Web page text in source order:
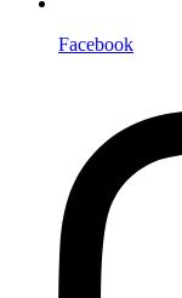
Facebook